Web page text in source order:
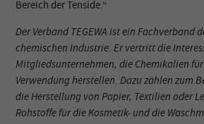
Bereich der Tenside.“
Der Verband TEGEWA ist ein Fachverband
chemischen Industrie. Er vertritt die
Mitgliedsunternehmen, die Chemikalien
Verwendung herstellen. Dazu zählen zum
die Herstellung von Papier, Textilien oder
Rohstoffe für die Kosmetik- und die